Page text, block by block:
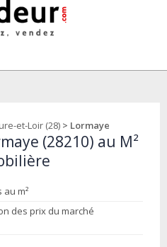
et-Loir (28) > Lormaye
(28210) au M²
m²
des prix du marché